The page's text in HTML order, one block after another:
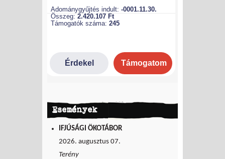
Események
IFJÚSÁGI ÖKOTÁBOR
2026. augusztus 07.
Terény